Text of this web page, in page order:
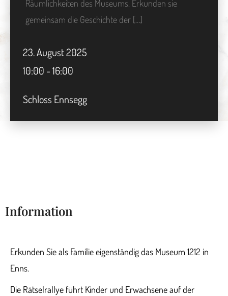
Räumlichkeiten des Museums. Erkunden sie
gemeinsam die Geschichte der […]
23.August2025
10:00 - 16:00
Schloss Ennsegg
Information
Erkunden Sie als Familie eigenständig das Museum 1212 in
Enns.
Die Rätselrallye führt Kinder und Erwachsene auf der